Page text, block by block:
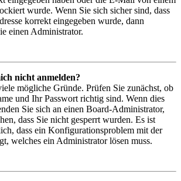
wurde. Wenn Sie sich sicher sind, dass
korrekt eingegeben wurde, dann
einen Administrator.
nicht anmelden?
mögliche Gründe. Prüfen Sie zunächst, ob
und Ihr Passwort richtig sind. Wenn dies
Sie sich an einen Board-Administrator,
dass Sie nicht gesperrt wurden. Es ist
dass ein Konfigurationsproblem mit der
welches ein Administrator lösen muss.